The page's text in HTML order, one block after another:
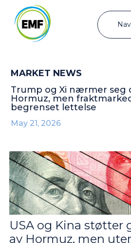
MARKET NEWS
Trump og Xi nærmer seg
Hormuz, men
begrenset lettelse
May 21, 2026
USA og Kina støtter
av Hormuz, men